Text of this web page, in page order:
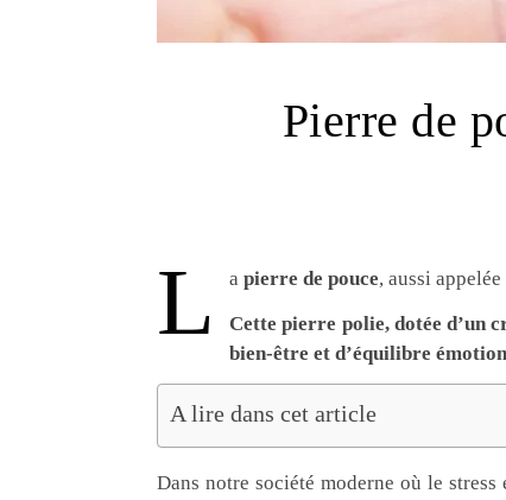
Pierre de
L a pierre de pouce, aussi
Cette pierre polie, dotée d’un
bien-être et d’équilibre
A lire dans cet article
Dans notre société moderne où le